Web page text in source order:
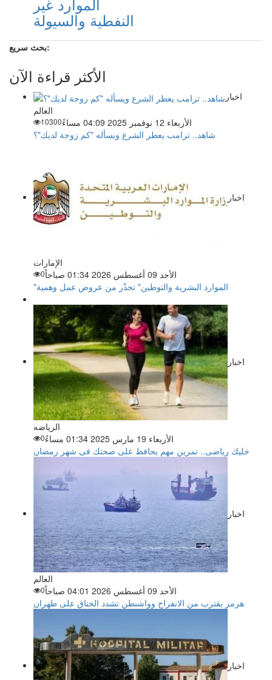
النفطية والسيولة
بحث سريع:
الأكثر قراءة الآن
اخبار
العالم
الأربعاء 12 نوفمبر 2025 04:09 مساءً
10300
شاهد.. ترامب يعطر الشرع ويسأله "كم زوجة لديك"؟
اخبار
الإمارات
الأحد 09 أغسطس 2026 01:34 صباحاً
0
"الموارد البشرية والتوطين" تحذّر من عروض عمل وهمية
اخبار
الرياضه
الأربعاء 19 مارس 2025 01:34 مساءً
0
خليك رياضى.. تمرين مهم يحافظ على صحتك فى شهر رمضان
اخبار
العالم
الأحد 09 أغسطس 2026 04:01 صباحاً
0
هرمز يقترب من الانفراج وواشنطن تشدد الخناق على طهران
اخبار